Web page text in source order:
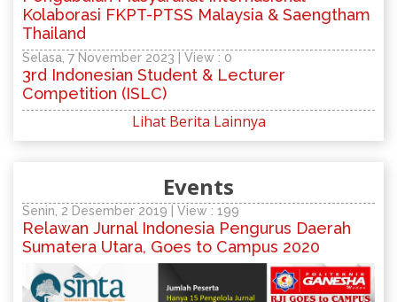
Kolaborasi FKPT-PTSS Malaysia & Saengtham
Thailand
Selasa, 7 November 2023 | View : 0
3rd Indonesian Student & Lecturer
Competition (ISLC)
Lihat Berita Lainnya
Events
Senin, 2 Desember 2019 | View : 199
Relawan Jurnal Indonesia Pengurus Daerah
Sumatera Utara, Goes to Campus 2020